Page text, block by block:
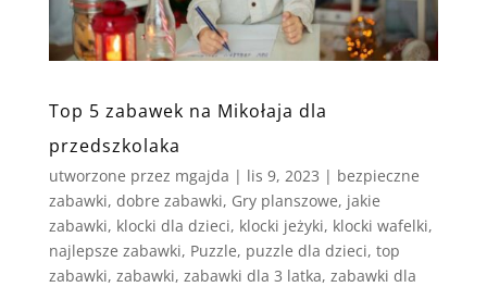
Top 5 zabawek na Mikołaja dla
przedszkolaka
utworzone przez mgajda | lis 9, 2023 | bezpieczne
zabawki, dobre zabawki, Gry planszowe, jakie
zabawki, klocki dla dzieci, klocki jeżyki, klocki wafelki,
najlepsze zabawki, Puzzle, puzzle dla dzieci, top
zabawki, zabawki, zabawki dla 3 latka, zabawki dla